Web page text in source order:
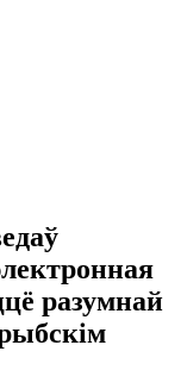
разумнай